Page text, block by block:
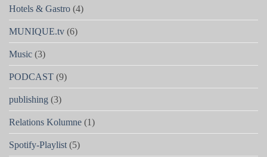
Hotels & Gastro (4)
MUNIQUE.tv (6)
Music (3)
PODCAST (9)
publishing (3)
Relations Kolumne (1)
Spotify-Playlist (5)